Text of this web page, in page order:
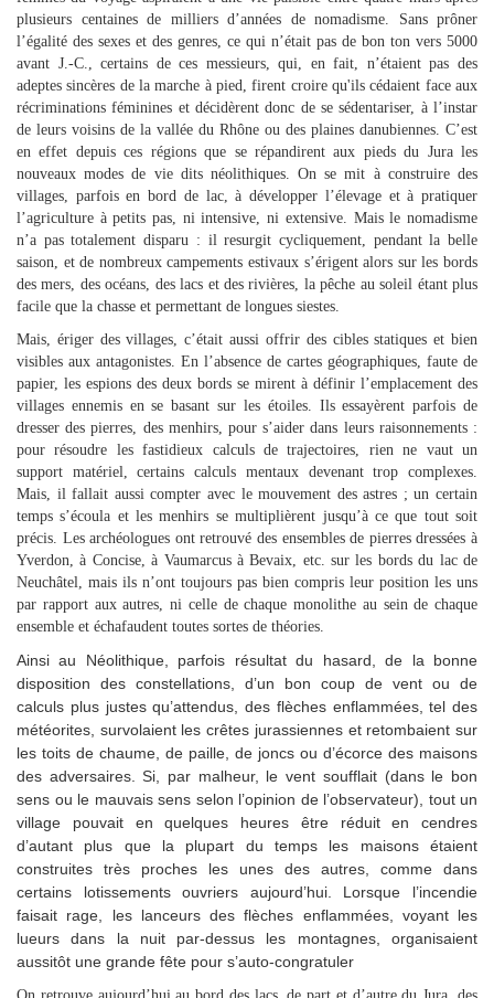
plusieurs centaines de milliers d’années de nomadisme. Sans prôner
l’égalité des sexes et des genres, ce qui n’était pas de bon ton vers 5000
avant J.-C., certains de ces messieurs, qui, en fait, n’étaient pas des
adeptes sincères de la marche à pied, firent croire qu'ils cédaient face aux
récriminations féminines et décidèrent donc de se sédentariser, à l’instar
de leurs voisins de la vallée du Rhône ou des plaines danubiennes. C’est
en effet depuis ces régions que se répandirent aux pieds du Jura les
nouveaux modes de vie dits néolithiques. On se mit à construire des
villages, parfois en bord de lac, à développer l’élevage et à pratiquer
l’agriculture à petits pas, ni intensive, ni extensive. Mais le nomadisme
n’a pas totalement disparu : il resurgit cycliquement, pendant la belle
saison, et de nombreux campements estivaux s’érigent alors sur les bords
des mers, des océans, des lacs et des rivières, la pêche au soleil étant plus
facile que la chasse et permettant de longues siestes.
Mais, ériger des villages, c’était aussi offrir des cibles statiques et bien
visibles aux antagonistes. En l’absence de cartes géographiques, faute de
papier, les espions des deux bords se mirent à définir l’emplacement des
villages ennemis en se basant sur les étoiles. Ils essayèrent parfois de
dresser des pierres, des menhirs, pour s’aider dans leurs raisonnements :
pour résoudre les fastidieux calculs de trajectoires, rien ne vaut un
support matériel, certains calculs mentaux devenant trop complexes.
Mais, il fallait aussi compter avec le mouvement des astres ; un certain
temps s’écoula et les menhirs se multiplièrent jusqu’à ce que tout soit
précis. Les archéologues ont retrouvé des ensembles de pierres dressées à
Yverdon, à Concise, à Vaumarcus à Bevaix, etc. sur les bords du lac de
Neuchâtel, mais ils n’ont toujours pas bien compris leur position les uns
par rapport aux autres, ni celle de chaque monolithe au sein de chaque
ensemble et échafaudent toutes sortes de théories.
Ainsi au Néolithique, parfois résultat du hasard, de la bonne
disposition des constellations, d’un bon coup de vent ou de
calculs plus justes qu’attendus, des flèches enflammées, tel des
météorites, survolaient les crêtes jurassiennes et retombaient sur
les toits de chaume, de paille, de joncs ou d’écorce des maisons
des adversaires. Si, par malheur, le vent soufflait (dans le bon
sens ou le mauvais sens selon l’opinion de l’observateur), tout un
village pouvait en quelques heures être réduit en cendres
d’autant plus que la plupart du temps les maisons étaient
construites très proches les unes des autres, comme dans
certains lotissements ouvriers aujourd’hui. Lorsque l’incendie
faisait rage, les lanceurs des flèches enflammées, voyant les
lueurs dans la nuit par-dessus les montagnes, organisaient
aussitôt une grande fête pour s’auto-congratuler